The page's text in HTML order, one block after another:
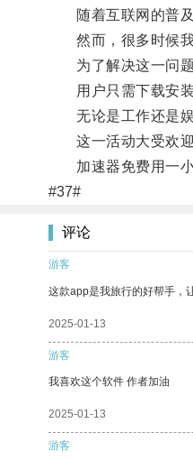
随着互联网的普及
然而，很多时候我
为了解决这一问题
用户只需下载安装
无论是工作还是娱
这一活动大受欢迎
加速器免费用一小
#37#
评论
游客
这款app是我旅行的好帮手，
2025-01-13
游客
我喜欢这个软件 作者加油
2025-01-13
游客